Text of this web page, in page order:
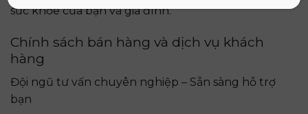
sức khỏe của bạn và gia đình.
Chính sách bán hàng và dịch vụ khách
hàng
Đội ngũ tư vấn chuyên nghiệp – Sẵn sàng hỗ trợ
bạn